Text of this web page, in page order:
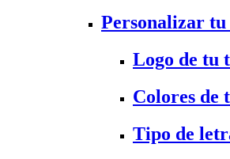
Personalizar tu
Logo de tu
Colores de
Tipo de